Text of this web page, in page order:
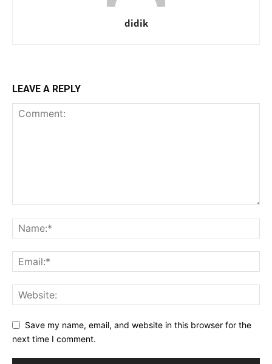
didik
LEAVE A REPLY
Save my name, email, and website in this browser for the
next time I comment.